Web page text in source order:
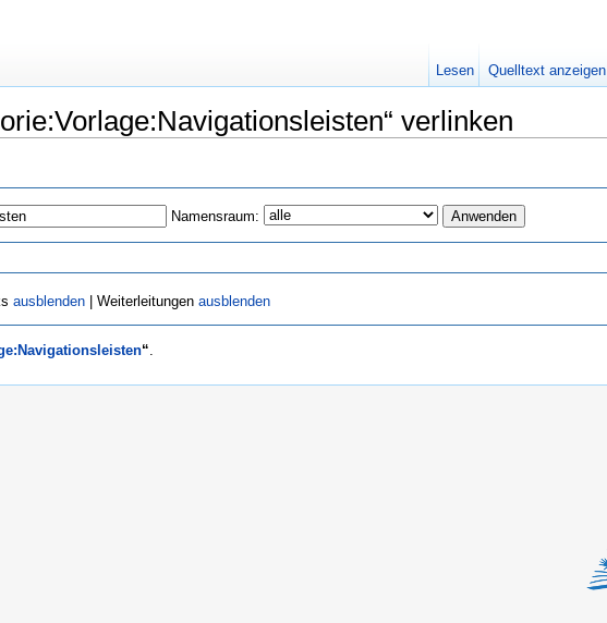
verlinken
Namensraum:
ausblenden| Weiterleitungen ausblenden
“.
Lesen Quelltext anzeigen